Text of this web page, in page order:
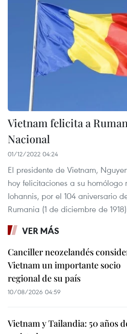
Vietnam felicita a
Nacional
01/12/2022 04:24
El presidente de Vietnam,
hoy felicitaciones a su homólogo
Iohannis, por el 104 aniversario
Rumania (1 de diciembre de
VER MÁS
Canciller neozelandés
Vietnam un importante socio
regional de su país
10/08/2026 04:59
Vietnam y Tailandia: 50 años